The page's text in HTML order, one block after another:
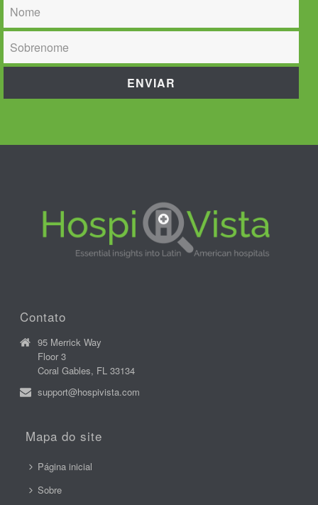
Contato
95 Merrick Way
Floor 3
Coral Gables, FL 33134
support@hospivista.com
Mapa do site
Página inicial
Sobre